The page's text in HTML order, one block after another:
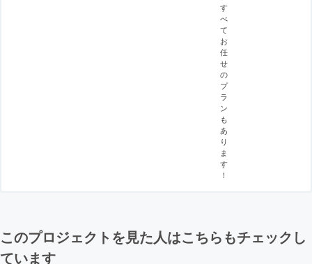
す
べ
て
お
任
せ
の
プ
ラ
ン
も
あ
り
ま
す
！
このプロジェクトを見た人はこちらもチェックし
ています